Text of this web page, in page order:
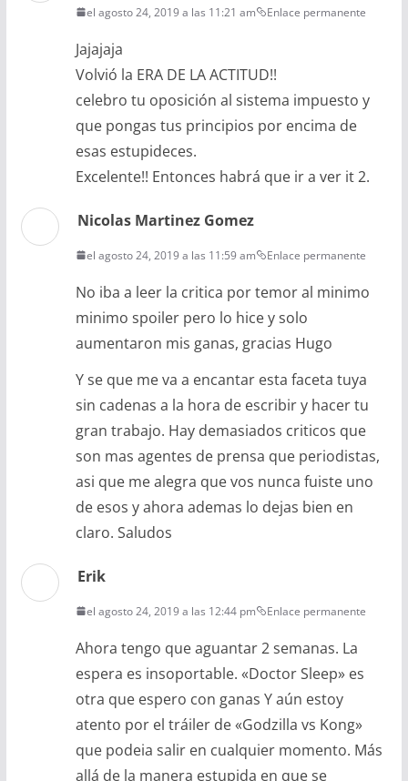
el agosto 24, 2019 a las 11:21 am Enlace permanente
Jajajaja
Volvió la ERA DE LA ACTITUD!!
celebro tu oposición al sistema impuesto y
que pongas tus principios por encima de
esas estupideces.
Excelente!! Entonces habrá que ir a ver it 2.
Nicolas Martinez Gomez
el agosto 24, 2019 a las 11:59 am Enlace permanente
No iba a leer la critica por temor al minimo
minimo spoiler pero lo hice y solo
aumentaron mis ganas, gracias Hugo
Y se que me va a encantar esta faceta tuya
sin cadenas a la hora de escribir y hacer tu
gran trabajo. Hay demasiados criticos que
son mas agentes de prensa que periodistas,
asi que me alegra que vos nunca fuiste uno
de esos y ahora ademas lo dejas bien en
claro. Saludos
Erik
el agosto 24, 2019 a las 12:44 pm Enlace permanente
Ahora tengo que aguantar 2 semanas. La
espera es insoportable. «Doctor Sleep» es
otra que espero con ganas Y aún estoy
atento por el tráiler de «Godzilla vs Kong»
que podeia salir en cualquier momento. Más
allá de la manera estupida en que se